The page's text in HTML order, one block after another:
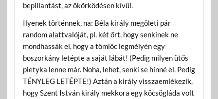
bepillantást, az ökörködésen kívül.
Ilyenek történnek, na: Béla király megöleti pár
random alattvalóját, pl. két őrt, hogy senkinek ne
mondhassák el, hogy a tömlöc legmélyén egy
boszorkány letépte a saját lábát! (Pedig milyen ütős
pletyka lenne már. Noha, lehet, senki se hinné el. Pedig
TÉNYLEG LETÉPTE!) Aztán a király visszaemlékezik,
hogy Szent István király mekkora egy köcsögláda volt